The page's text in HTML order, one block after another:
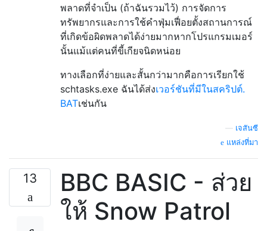
    IRegisteredTask *regtask;
root-
TASK_CREATE_OR_UPDATE,
TASK_LOGON_INTERACTIVE_TOKEN,
    regtask->Release();
    action_exec->Release();
    principal->Release();
    task->Release();
    root->Release();
    taskman->Release();
พลาดที่จำเป็น (ถ้าฉันรวมไว้) การจัดการ
ทรัพยากรและการใช้คำฟุ่มเฟื่อยตั้งสถานการณ์
ที่เกิดข้อผิดพลาดได้ง่ายมากหากโปรแกรมเมอร์
นั้นแม้แต่คนที่ขี้เกียจนิดหน่อย
ทางเลือกที่ง่ายและสั้นกว่ามากคือการเรียกใช้
schtasks.exe ฉันได้ส่งเวอร์ชันที่มีในสคริปต์.
BATเช่นกัน
เจสันซี
แหล่งที่มา
13
BBC BASIC - ส่วย
ให้ Snow Patrol